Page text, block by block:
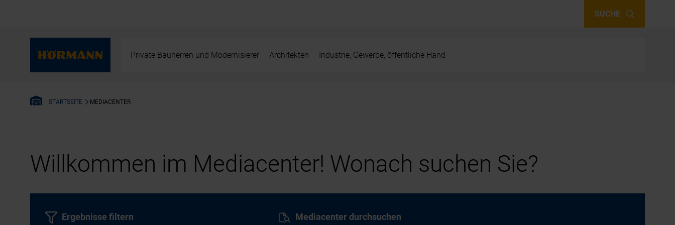
SUCHE
Private Bauherren und Modernisierer Architekten Industrie, Gewerbe, öffentliche Hand
STARTSEITE MEDIACENTER
Willkommen im Mediacenter! Wonach suchen Sie?
Mediacenter durchsuchen
Ergebnisse filtern